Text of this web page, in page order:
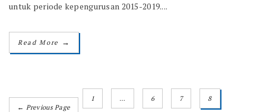
untuk periode kepengurusan 2015-2019....
Read More →
← Previous Page
1 … 6 7 8